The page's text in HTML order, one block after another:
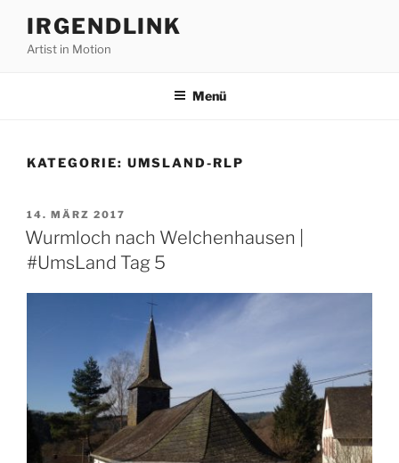
Inhalt
springen
IRGENDLINK
Artist in Motion
Menü
KATEGORIE: UMSLAND-RLP
VERÖFFENTLICHT
AM
14. MÄRZ 2017
Wurmloch nach Welchenhausen |
#UmsLand Tag 5